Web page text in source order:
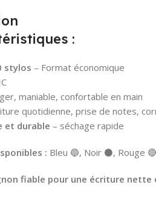
:
stylos – Format économique
maniable, confortable en main
quotidienne, prise de notes,
et durable – séchage rapide
: Bleu 🔵, Noir ⚫, Rouge
fiable pour une écriture nette